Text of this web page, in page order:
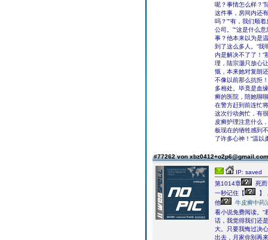
呢？事情怎么样？”
这件事，房间内还
吗？”“有，我们顺
公司。”“这是什么
事？他本来以为是
到了这么多人。“我
内是解决不了了！“
理，陆宗灏只放心
慨，本来她对复朗
不像以前那么抗拒
多相处。毕竟是血
癣的医院，陪她聊
在警方赶到前连忙
这次行动匆忙，有
皮癣护理注意什么
板现在的牺牲感到
了许多心神！“温以
#77262 von
IP: saved
第1014章
死
一秒记住【
】
他
牛皮癣中药
看小说免费阅读。“
话，我觉得我们还
大。只要我悔过决
出去，月家你别再